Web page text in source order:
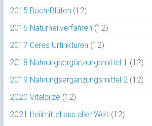
2015 Bach-Blüten (12)
2016 Naturheilverfahren (12)
2017 Ceres Urtinkturen (12)
2018 Nahrungsergänzungsmittel 1 (12)
2019 Nahrungsergänzungsmittel 2 (12)
2020 Vitalpilze (12)
2021 Heilmittel aus aller Welt(12)